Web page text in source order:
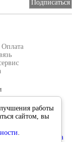
Оплата
работы
сайтом, вы
.